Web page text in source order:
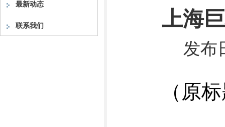
最新动态
联系我们 上海
发布
（原